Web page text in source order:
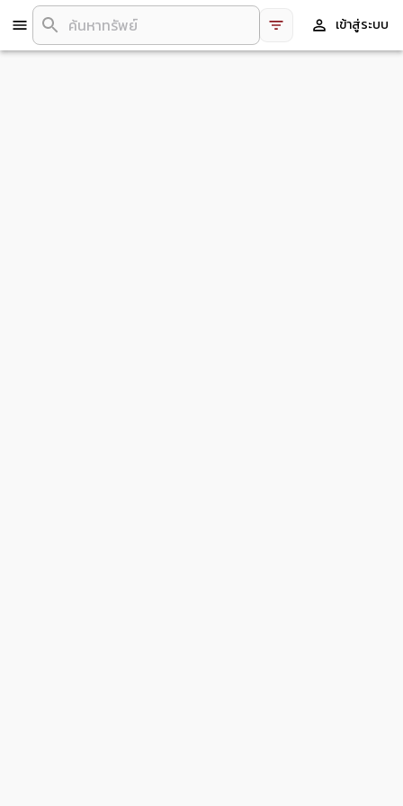
เข้าสู่ระบบ